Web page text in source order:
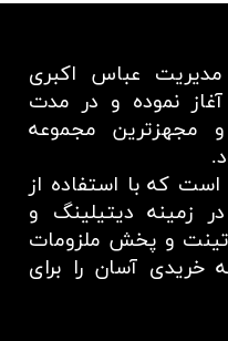
مدیریت عباس اکبری
فعالیت خود را از سال 1400 آغاز نموده و در مدت
و مجهزترین مجموعه
که با استفاده از
در زمینه دیتیلینگ و
تینت و پخش ملزومات
خریدی آسان را برای